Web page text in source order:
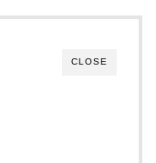
CLOSE